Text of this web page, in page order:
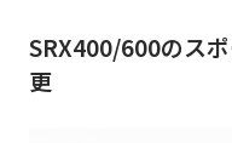
SRX400/600のス
更